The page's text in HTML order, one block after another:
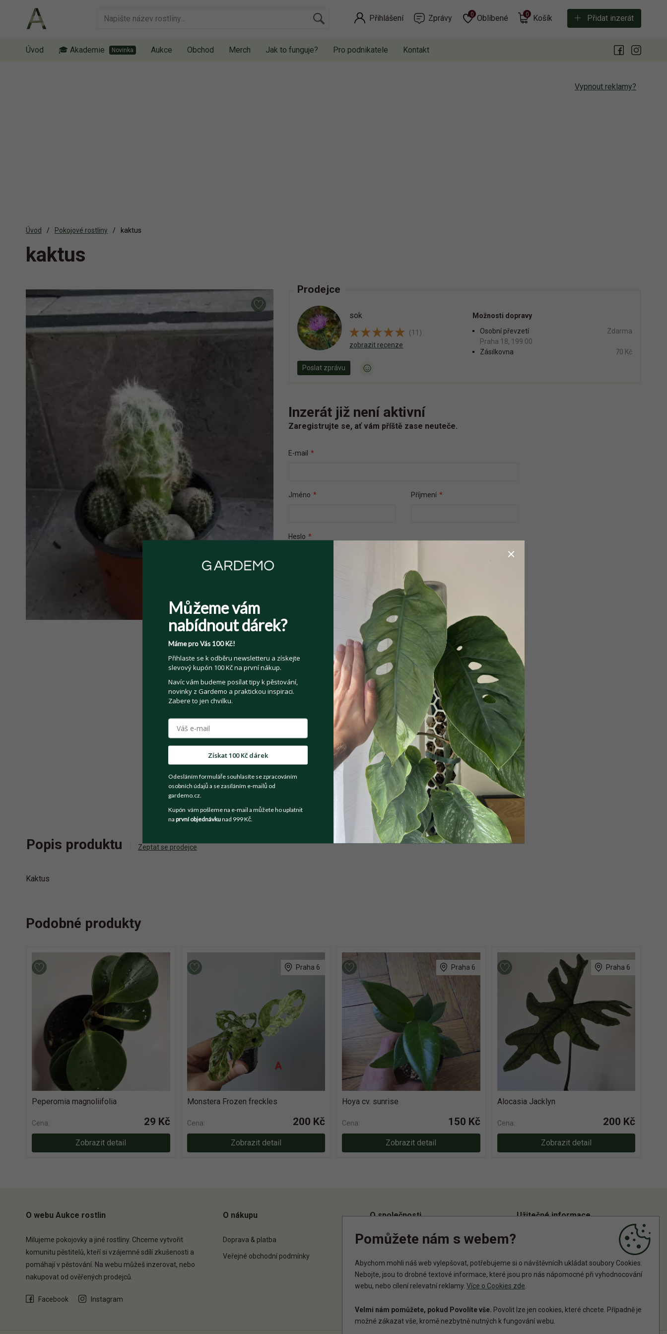
Přihlášení Zprávy Oblíbené
0 Košík
0 Přidat inzerát
Úvod 🎓 Akademie Aukce Obchod Merch Jak to funguje? Pro podnikatele Kontakt
Vypnout reklamy?
Úvod Pokojové rostliny kaktus
kaktus
Prodejce
sok
(11)
zobrazit recenze
Poslat zprávu
Možnosti dopravy
Osobní převzetí
Praha 18, 199 00
Zdarma
Zásilkovna 70 Kč
Inzerát již není aktivní
Zaregistrujte se, ať vám příště zase neuteče.
E-mail *
Jméno * Příjmení *
Heslo *
Veřejnými obchodními podmínkami
Souhlasím se zpracováním osobních údajů za účelem registrace.
Více informací zde.
Registrovat se
Twitter Email
Pokojové rostliny
Popis produktu Zeptat se prodejce
Kaktus
Podobné produkty
Peperomia magnoliifolia
Cena: 29 Kč
Zobrazit detail
Praha 6
Monstera Frozen freckles
Cena: 200 Kč
Zobrazit detail
Praha 6
Hoya cv. sunrise
Cena: 150 Kč
Zobrazit detail
Praha 6
Alocasia Jacklyn
Cena: 200 Kč
Zobrazit detail
O webu Aukce rostlin
Milujeme pokojovky a jiné rostliny. Chceme vytvořit
komunitu pěstitelů, kteří si vzájemně sdílí zkušenosti a
pomáhají v pěstování. Na webu můžeš inzerovat, nebo
nakupovat od ověřených prodejců.
Facebook Instagram
O nákupu
Doprava & platba
Veřejné obchodní podmínky
O společnosti
O nás
Užitečné informace
Informace o zpracování osobních údajů
Pomůžete nám s webem?
Abychom mohli náš web vylepšovat, potřebujeme si o návštěvnícíh ukládat soubory Cookies.
Nebojte, jsou to drobné textové informace, které jsou pro nás nápomocné při vyhodnocování
webu, nebo cílení relevatní reklamy. Více o Cookies zde
Velmi nám pomůžete, pokud Povolíte vše. Povolit lze jen cookies, které chcete. Případně je
možné zákazat vše, kromě nezbytně nutných k fungování webu.
Můžeme vám
nabídnout dárek?
Máme pro Vás 100 Kč!
Přihlaste se k odběru newsletteru a získejte
slevový kupón 100 Kč na první nákup.
Navíc vám budeme posílat tipy k pěstování,
novinky z Gardemo a praktickou inspiraci.
Zabere to jen chvilku.
Získat 100 Kč dárek
Odesláním formuláře souhlasíte se zpracováním
osobních údajů a se zasíláním e-mailů od
gardemo.cz.
Kupón vám pošleme na e-mail a můžete ho uplatnit
na první objednávkunad 999 Kč.